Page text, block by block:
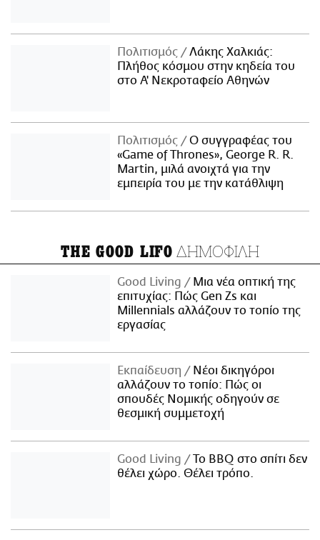
Πολιτισμός
Λάκης Χαλκιάς:
Πλήθος κόσμου στην κηδεία του
στο Α' Νεκροταφείο Αθηνών
Πολιτισμός
Ο συγγραφέας του
«Game of Thrones», George R. R.
Martin, μιλά ανοιχτά για την
εμπειρία του με την κατάθλιψη
THE GOOD LIFO ΔΗΜΟΦΙΛΗ
Good Living
Μια νέα οπτική της
επιτυχίας: Πώς Gen Zs και
Millennials αλλάζουν το τοπίο της
εργασίας
Εκπαίδευση
Νέοι δικηγόροι
αλλάζουν το τοπίο: Πώς οι
σπουδές Νομικής οδηγούν σε
θεσμική συμμετοχή
Good Living
Το BBQ στο σπίτι δεν
θέλει χώρο. Θέλει τρόπο.